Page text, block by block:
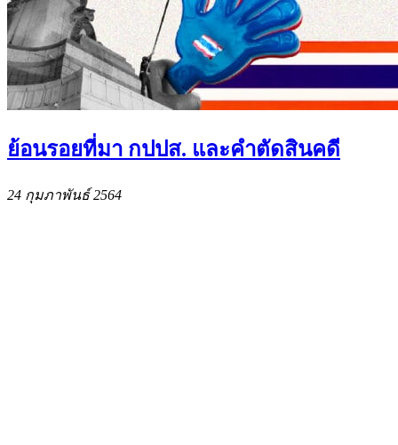
ย้อนรอยที่มา กปปส. และคำตัดสินคดี
24 กุมภาพันธ์ 2564